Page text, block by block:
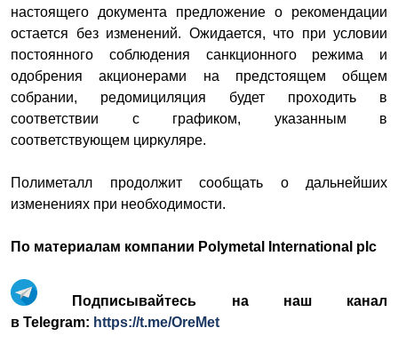
настоящего документа предложение о рекомендации
остается без изменений. Ожидается, что при условии
постоянного соблюдения санкционного режима и
одобрения акционерами на предстоящем общем
собрании, редомициляция будет проходить в
соответствии с графиком, указанным в
соответствующем циркуляре.
Полиметалл продолжит сообщать о дальнейших
изменениях при необходимости.
По материалам компании Polymetal International plc
Подписывайтесь на наш канал
в Telegram: https://t.me/OreMet